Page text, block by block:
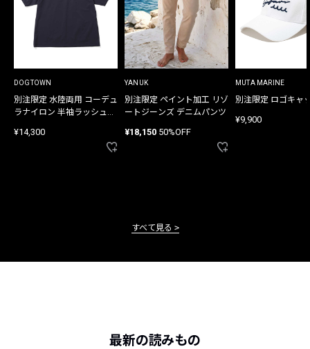
DOGTOWN
別注限定 水陸両用 コーデュ
ラナイロン 半袖ラッシュガ
¥14,300
YANUK
別注限定 ペイント加工 リゾ
ートジーンズ デニムパンツ
¥18,150 50%OFF
MUTA MARINE
別注限定 ロゴキャ
¥9,900
すべて見る
最新の読みもの